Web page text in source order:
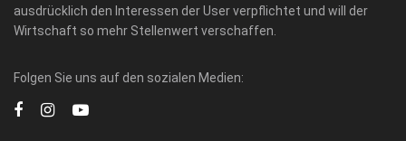
ausdrücklich den Interessen der User verpflichtet und will der
Wirtschaft so mehr Stellenwert verschaffen.
Folgen Sie uns auf den sozialen Medien: